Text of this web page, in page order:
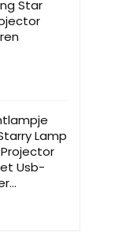
Star
Lamp
Usb-